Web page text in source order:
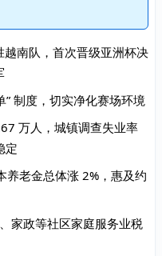
南队，首次晋级亚洲杯决
制度，切实净化赛场环境
万人，城镇调查失业率
定
老金总体涨 2%，惠及约
家政等社区家庭服务业税